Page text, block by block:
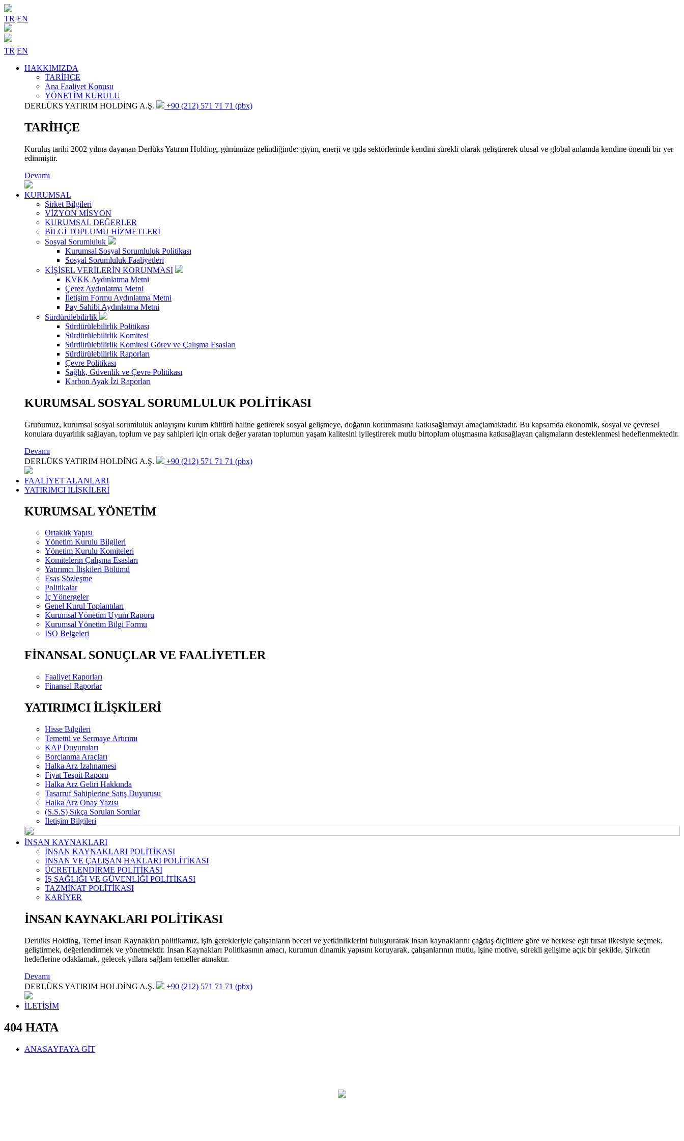
TR EN
TR EN
HAKKIMIZDA
TARİHÇE
Ana Faaliyet Konusu
YÖNETİM KURULU
DERLÜKS YATIRIM HOLDİNG A.Ş.
+90 (212) 571 71 71 (pbx)
TARİHÇE
Kuruluş tarihi 2002 yılına dayanan Derlüks Yatırım Holding, günümüze gelindiğinde: giyim, enerji ve gıda sektörlerinde kendini sürekli olarak geliştirerek ulusal ve global anlamda kendine önemli bir yer
edinmiştir.
Devamı
KURUMSAL
Şirket Bilgileri
VİZYON MİSYON
KURUMSAL DEĞERLER
BİLGİ TOPLUMU HİZMETLERİ
Sosyal Sorumluluk
Kurumsal Sosyal Sorumluluk Politikası
Sosyal Sorumluluk Faaliyetleri
KİŞİSEL VERİLERİN KORUNMASI
KVKK Aydınlatma Metni
Çerez Aydınlatma Metni
İletişim Formu Aydınlatma Metni
Pay Sahibi Aydınlatma Metni
Sürdürülebilirlik
Sürdürülebilirlik Politikası
Sürdürülebilirlik Komitesi
Sürdürülebilirlik Komitesi Görev ve Çalışma Esasları
Sürdürülebilirlik Raporları
Çevre Politikası
Sağlık, Güvenlik ve Çevre Politikası
Karbon Ayak İzi Raporları
KURUMSAL SOSYAL SORUMLULUK POLİTİKASI
Grubumuz, kurumsal sosyal sorumluluk anlayışını kurum kültürü haline getirerek sosyal gelişmeye, doğanın korunmasına katkısağlamayı amaçlamaktadır. Bu kapsamda ekonomik, sosyal ve çevresel
konulara duyarlılık sağlayan, toplum ve pay sahipleri için ortak değer yaratan toplumun yaşam kalitesini iyileştirerek mutlu birtoplum oluşmasına katkısağlayan çalışmaların desteklenmesi hedeflenmektedir.
Devamı
DERLÜKS YATIRIM HOLDİNG A.Ş.
+90 (212) 571 71 71 (pbx)
FAALİYET ALANLARI
YATIRIMCI İLİŞKİLERİ
KURUMSAL YÖNETİM
Ortaklık Yapısı
Yönetim Kurulu Bilgileri
Yönetim Kurulu Komiteleri
Komitelerin Çalışma Esasları
Yatırımcı İlişkileri Bölümü
Esas Sözleşme
Politikalar
İç Yönergeler
Genel Kurul Toplantıları
Kurumsal Yönetim Uyum Raporu
Kurumsal Yönetim Bilgi Formu
ISO Belgeleri
FİNANSAL SONUÇLAR VE FAALİYETLER
Faaliyet Raporları
Finansal Raporlar
YATIRIMCI İLİŞKİLERİ
Hisse Bilgileri
Temettü ve Sermaye Artırımı
KAP Duyuruları
Borçlanma Araçları
Halka Arz İzahnamesi
Fiyat Tespit Raporu
Halka Arz Geliri Hakkında
Tasarruf Sahiplerine Satış Duyurusu
Halka Arz Onay Yazısı
(S.S.S) Sıkça Sorulan Sorular
İletişim Bilgileri
İNSAN KAYNAKLARI
İNSAN KAYNAKLARI POLİTİKASI
İNSAN VE ÇALIŞAN HAKLARI POLİTİKASI
ÜCRETLENDİRME POLİTİKASI
İŞ SAĞLIĞI VE GÜVENLİĞİ POLİTİKASI
TAZMİNAT POLİTİKASI
KARİYER
İNSAN KAYNAKLARI POLİTİKASI
Derlüks Holding, Temel İnsan Kaynakları politikamız, işin gerekleriyle çalışanların beceri ve yetkinliklerini buluşturarak insan kaynaklarını çağdaş ölçütlere göre ve herkese eşit fırsat ilkesiyle seçmek,
geliştirmek, değerlendirmek ve yönetmektir. İnsan Kaynakları Politikasının amacı, kurumun dinamik yapısını koruyarak, çalışanlarının mutlu, işine motive, sürekli gelişime açık bir şekilde, Şirketin
hedeflerine odaklamak, gelecek yıllara sağlam temeller atmaktır.
Devamı
DERLÜKS YATIRIM HOLDİNG A.Ş.
+90 (212) 571 71 71 (pbx)
İLETİŞİM
404 HATA
ANASAYFAYA GİT